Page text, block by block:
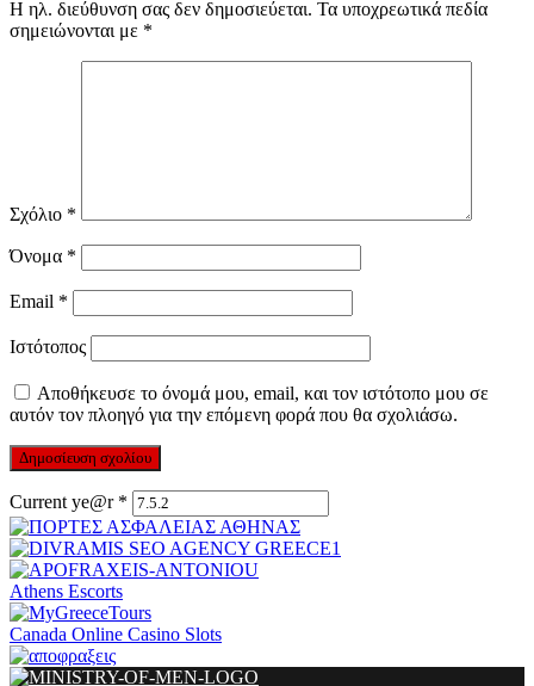
Η ηλ. διεύθυνση σας δεν δημοσιεύεται. Τα υποχρεωτικά πεδία
σημειώνονται με *
Σχόλιο *
Όνομα *
Email *
Ιστότοπος
Αποθήκευσε το όνομά μου, email, και τον ιστότοπο μου σε
αυτόν τον πλοηγό για την επόμενη φορά που θα σχολιάσω.
Current ye@r *
Athens Escorts
Canada Online Casino Slots